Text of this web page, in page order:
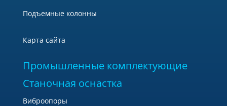
Подъемные колонны
Карта сайта
Промышленные комплектующие
Станочная оснастка
Виброопоры